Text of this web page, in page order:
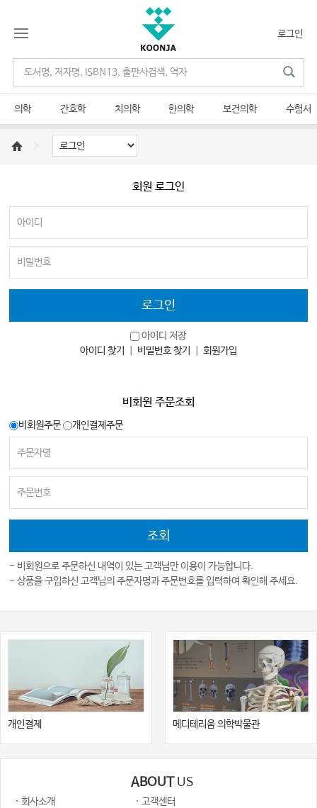
로그인
의학 간호학 치의학 한의학 보건의학 수험서
회원 로그인
아이디 저장
아이디 찾기
비밀번호 찾기 회원가입
비회원 주문조회
비회원주문 개인결제주문
- 비회원으로 주문하신 내역이 있는 고객님만 이용이 가능합니다.
- 상품을 구입하신 고객님의 주문자명과 주문번호를 입력하여 확인해 주세요.
개인결제 메디테리움 의학박물관
ABOUTUS
· 회사소개
· 고객센터